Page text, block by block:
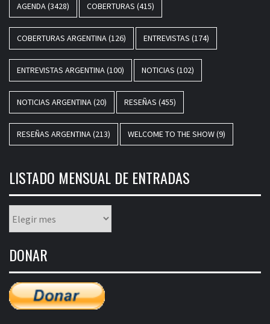
AGENDA(3428) COBERTURAS (415)
COBERTURAS ARGENTINA(126) ENTREVISTAS (174)
ENTREVISTAS ARGENTINA(100) NOTICIAS (102)
NOTICIAS ARGENTINA(20) RESEÑAS (455)
RESEÑAS ARGENTINA(213) WELCOME TO THE SHOW(9)
LISTADO MENSUAL DE ENTRADAS
mensual
entradas
DONAR